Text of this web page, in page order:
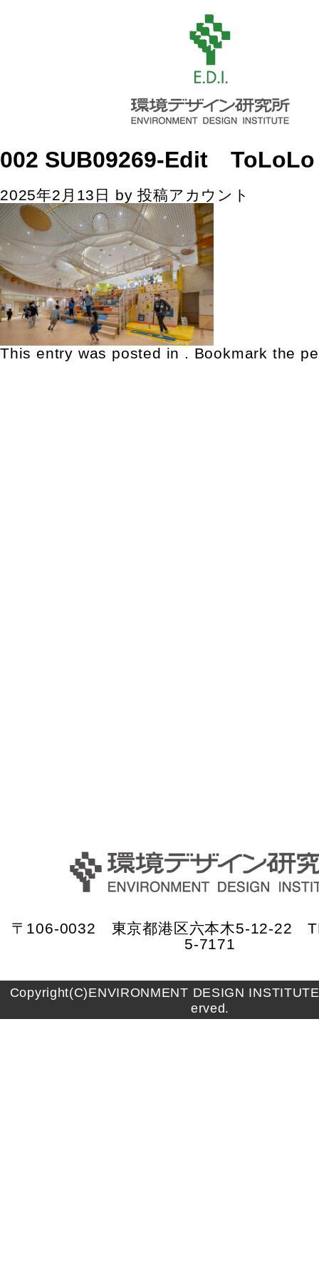
002 SUB09269-Edit ToLoLo
2025年2月13日 by投稿アカウント
This entry was posted in . Bookmark the
〒106-0032 東京都港区六本木5-12-22
5-7171
Copyright(C)ENVIRONMENT DESIGN
erved.